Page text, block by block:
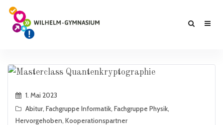
1. Mai 2023
Abitur, Fachgruppe Informatik, Fachgruppe Physik,
Hervorgehoben, Kooperationspartner